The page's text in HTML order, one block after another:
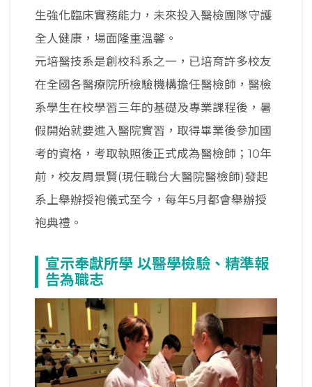
生強化臨床實務能力，未來投入醫檢團隊守護
全人健康，場面隆重溫馨。
元培醫技系是創校科系之一，已培育許多校友
在全國各醫療院所檢驗機構擔任醫檢師，醫檢
系學生在校學習三年的基礎及專業課程後，暑
假開始就要進入醫院實習，取得畢業後參加國
考的資格，考取執照後正式成為醫檢師；10年
前，校友周景賢(現任職台大醫院醫檢師)發起
系上舉辦授袍儀式至今，每年5月都會舉辦授
袍典禮。
宣示奉獻所學 以醫學檢驗、精準報
告為職志